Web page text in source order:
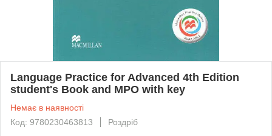
Language Practice for Advanced 4th Edition
student's Book and MPO with key
Немає в наявності
Код: 9780230463813
Роздріб